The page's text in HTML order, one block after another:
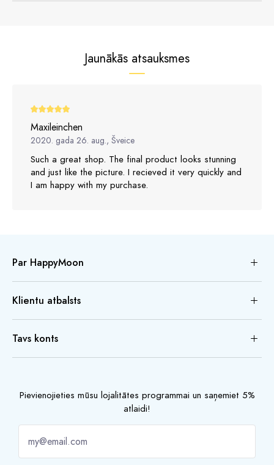
Jaunākās atsauksmes
Maxileinchen
2020. gada 26. aug., Šveice
Such a great shop. The final product looks stunning
and just like the picture. I recieved it very quickly and
I am happy with my purchase.
Par HappyMoon
Klientu atbalsts
Tavs konts
Pievienojieties mūsu lojalitātes programmai un saņemiet 5%
atlaidi!